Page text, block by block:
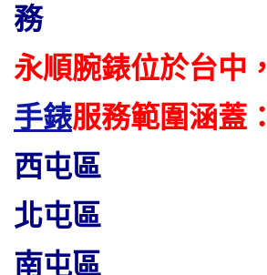
務
永順腕錶位於台中，
手錶服務範圍涵蓋：
西屯區
北屯區
南屯區